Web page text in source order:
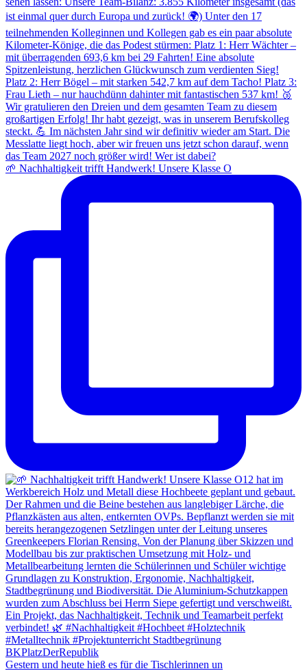
🌱 Nachhaltigkeit trifft Handwerk! Unsere Klasse O
Gestern und heute hieß es für die Tischlerinnen un